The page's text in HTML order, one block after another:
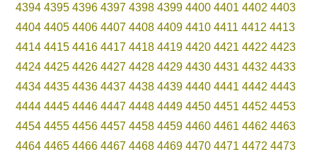
4394 4395 4396 4397 4398 4399 4400 4401 4402 4403
4404 4405 4406 4407 4408 4409 4410 4411 4412 4413
4414 4415 4416 4417 4418 4419 4420 4421 4422 4423
4424 4425 4426 4427 4428 4429 4430 4431 4432 4433
4434 4435 4436 4437 4438 4439 4440 4441 4442 4443
4444 4445 4446 4447 4448 4449 4450 4451 4452 4453
4454 4455 4456 4457 4458 4459 4460 4461 4462 4463
4464 4465 4466 4467 4468 4469 4470 4471 4472 4473